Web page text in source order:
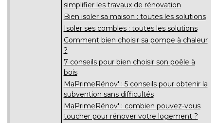
simplifier les travaux de rénovation
Bien isoler sa maison : toutes les solutions
Isoler ses combles : toutes les solutions
Comment bien choisir sa pompe à chaleur
?
7 conseils pour bien choisir son poêle à
bois
MaPrimeRénov' : 5 conseils pour obtenir la
subvention sans difficultés
MaPrimeRénov' : combien pouvez-vous
toucher pour rénover votre logement ?